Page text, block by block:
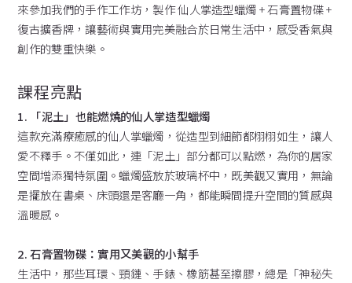
來參加我們的手作工作坊，製作 仙人掌造型蠟燭 + 石膏置物碟 +
復古擴香牌，讓藝術與實用完美融合於日常生活中，感受香氣與
創作的雙重快樂。
課程亮點
1. 「泥土」也能燃燒的仙人掌造型蠟燭
這款充滿療癒感的仙人掌蠟燭，從造型到細節都栩栩如生，讓人
愛不釋手。不僅如此，連「泥土」部分都可以點燃，為你的居家
空間增添獨特氛圍。蠟燭盛放於玻璃杯中，既美觀又實用，無論
是擺放在書桌、床頭還是客廳一角，都能瞬間提升空間的質感與
溫暖感。
2. 石膏置物碟：實用又美觀的小幫手
生活中，那些耳環、頸鏈、手錶、橡筋甚至擦膠，總是「神秘失